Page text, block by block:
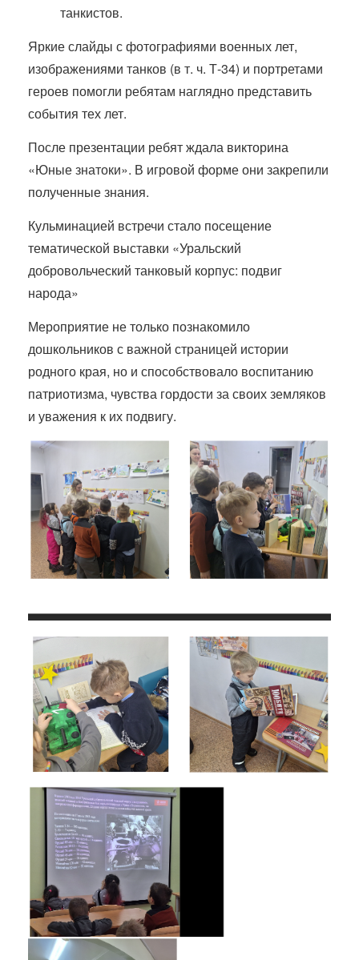
танкистов.
Яркие слайды с фотографиями военных лет,
изображениями танков (в т. ч. Т-34) и портретами
героев помогли ребятам наглядно представить
события тех лет.
После презентации ребят ждала викторина
«Юные знатоки». В игровой форме они закрепили
полученные знания.
Кульминацией встречи стало посещение
тематической выставки «Уральский
добровольческий танковый корпус: подвиг
народа»
Мероприятие не только познакомило
дошкольников с важной страницей истории
родного края, но и способствовало воспитанию
патриотизма, чувства гордости за своих земляков
и уважения к их подвигу.